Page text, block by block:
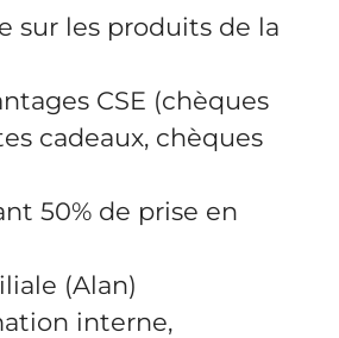
sur les produits de la
CSE (chèques
cadeaux, chèques
50% de prise en
(Alan)
interne,